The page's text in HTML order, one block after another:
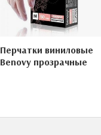
Перчатки виниловые
Benovy прозрачные